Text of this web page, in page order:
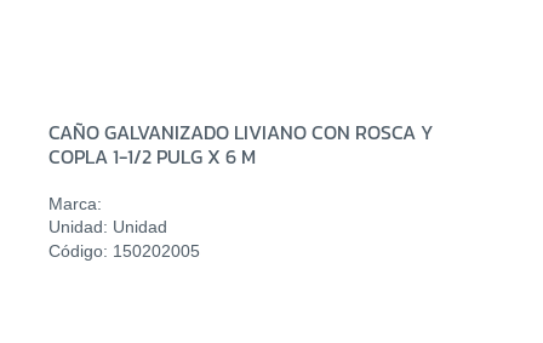
CAÑO GALVANIZADO LIVIANO CON ROSCA Y
COPLA 1-1/2 PULG X 6 M
Marca:
Unidad: Unidad
Código: 150202005